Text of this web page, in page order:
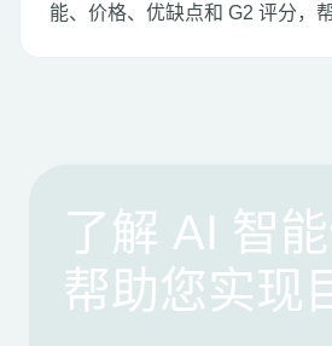
能、价格、优缺点和 G2 评分，
了解 AI 智
帮助您实现